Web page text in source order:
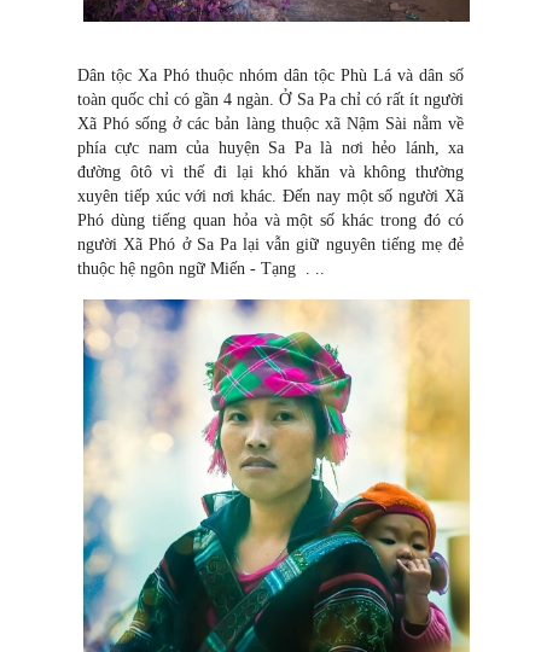
Dân tộc Xa Phó thuộc nhóm dân tộc Phù Lá và dân số
toàn quốc chỉ có gần 4 ngàn. Ở Sa Pa chỉ có rất ít người
Xã Phó sống ở các bản làng thuộc xã Nậm Sài nằm về
phía cực nam của huyện Sa Pa là nơi hẻo lánh, xa
đường ôtô vì thế đi lại khó khăn và không thường
xuyên tiếp xúc với nơi khác. Đến nay một số người Xã
Phó dùng tiếng quan hỏa và một số khác trong đó có
người Xã Phó ở Sa Pa lại vẫn giữ nguyên tiếng mẹ đẻ
thuộc hệ ngôn ngữ Miến - Tạng . ..